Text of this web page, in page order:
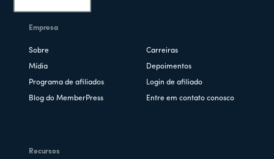
Empresa
Sobre Carreiras
Mídia Depoimentos
Programa de afiliados Login de afiliado
Blog do MemberPress Entre em contato conosco
Recursos